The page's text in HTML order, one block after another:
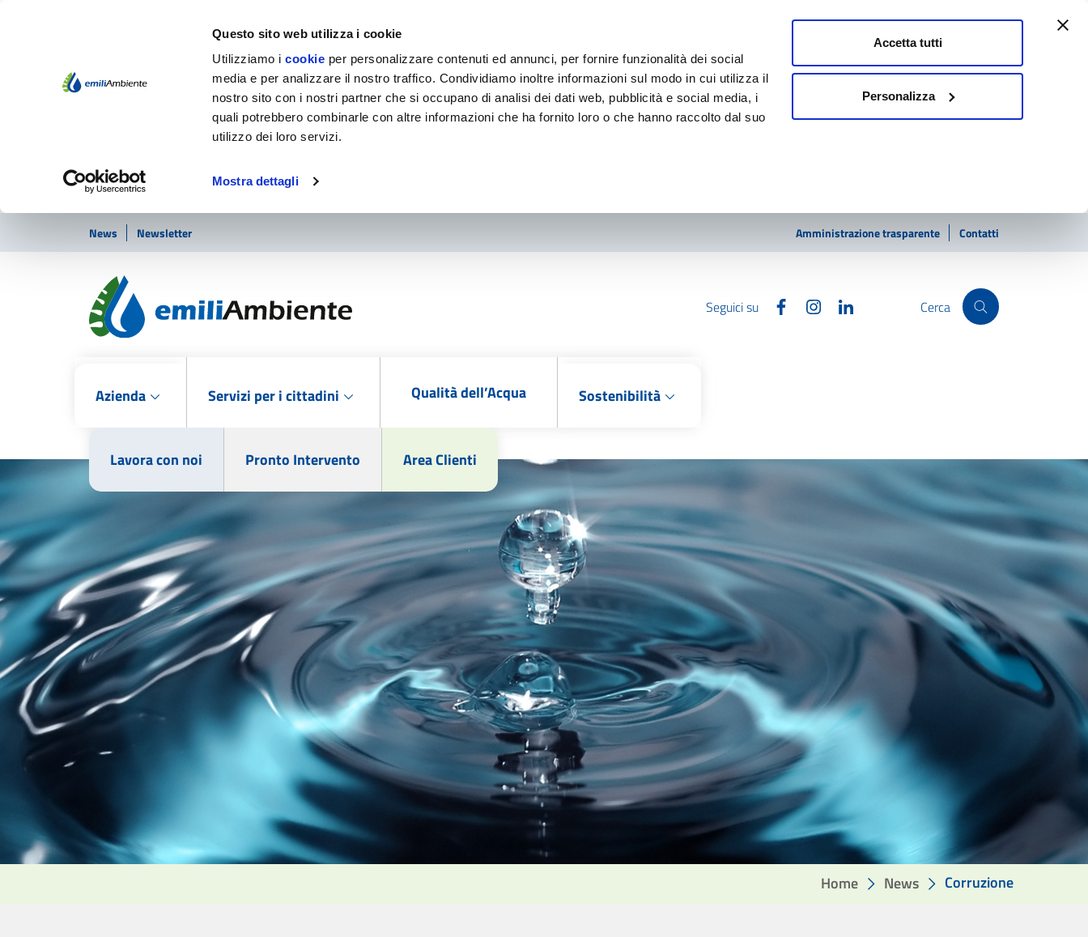
Questo sito web utilizza i cookie
Utilizziamo icookie per personalizzare contenuti ed annunci, per fornire funzionalità dei social
media e per analizzare il nostro traffico. Condividiamo inoltre informazioni sul modo in cui utilizza il
nostro sito con i nostri partner che si occupano di analisi dei dati web, pubblicità e social media, i
quali potrebbero combinarle con altre informazioni che ha fornito loro o che hanno raccolto dal suo
utilizzo dei loro servizi.
Mostra dettagli
Accetta tutti
Personalizza
News Newsletter Amministrazione trasparente Contatti
Seguici su FacebookInstagram Cerca
Azienda Servizi per i cittadini Qualità dell’Acqua Sostenibilità
Lavora con noi Pronto Intervento Area Clienti
Home News Corruzione